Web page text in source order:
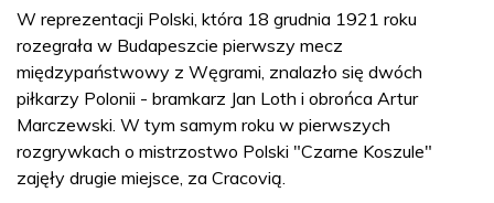
W reprezentacji Polski, która 18 grudnia 1921 roku
rozegrała w Budapeszcie pierwszy mecz
międzypaństwowy z Węgrami, znalazło się dwóch
piłkarzy Polonii - bramkarz Jan Loth i obrońca Artur
Marczewski. W tym samym roku w pierwszych
rozgrywkach o mistrzostwo Polski "Czarne Koszule"
zajęły drugie miejsce, za Cracovią.